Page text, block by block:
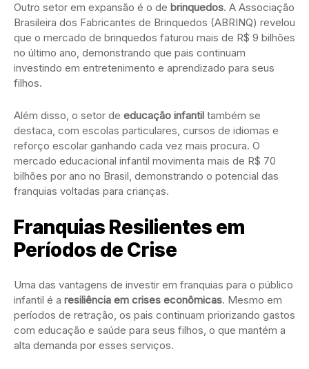
Outro setor em expansão é o de brinquedos. A Associação
Brasileira dos Fabricantes de Brinquedos (ABRINQ) revelou
que o mercado de brinquedos faturou mais de R$ 9 bilhões
no último ano, demonstrando que pais continuam
investindo em entretenimento e aprendizado para seus
filhos.
Além disso, o setor de educação infantil também se
destaca, com escolas particulares, cursos de idiomas e
reforço escolar ganhando cada vez mais procura. O
mercado educacional infantil movimenta mais de R$ 70
bilhões por ano no Brasil, demonstrando o potencial das
franquias voltadas para crianças.
Franquias Resilientes em
Períodos de Crise
Uma das vantagens de investir em franquias para o público
infantil é a resiliência em crises econômicas. Mesmo em
períodos de retração, os pais continuam priorizando gastos
com educação e saúde para seus filhos, o que mantém a
alta demanda por esses serviços.